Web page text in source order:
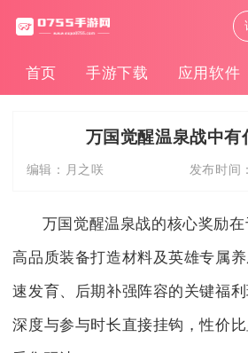
首页 手游下载 应用软件
万国觉醒温泉战中有
编辑： 月之咲 发布时间：
万国觉醒温泉战的核心奖励在
高品质装备打造材料及英雄专属
速发育、后期补强阵容的关键福
深度与参与时长直接挂钩，性价